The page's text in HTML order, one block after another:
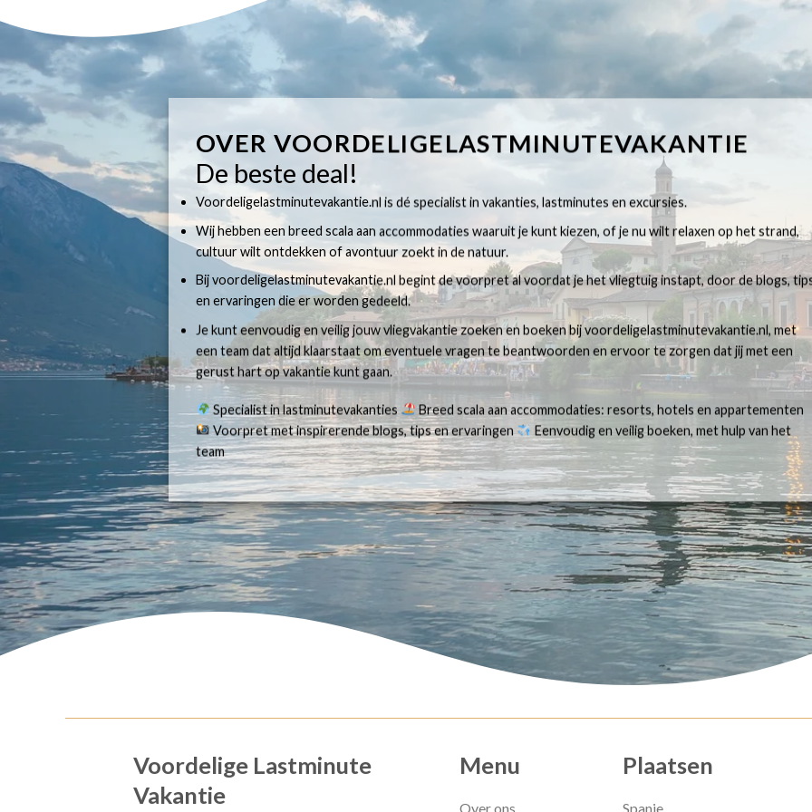
OVER VOORDELIGELASTMINUTEVAKANTIE
De beste deal!
Voordeligelastminutevakantie.nl is dé specialist in vakanties, lastminutes en excursies.
Wij hebben een breed scala aan accommodaties waaruit je kunt kiezen, of je nu wilt relaxen op het strand,
cultuur wilt ontdekken of avontuur zoekt in de natuur.
Bij voordeligelastminutevakantie.nl begint de voorpret al voordat je het vliegtuig instapt, door de blogs,
en ervaringen die er worden gedeeld.
Je kunt eenvoudig en veilig jouw vliegvakantie zoeken en boeken bij voordeligelastminutevakantie.nl, met
een team dat altijd klaarstaat om eventuele vragen te beantwoorden en ervoor te zorgen dat jij met een
gerust hart op vakantie kunt gaan.
Specialist in lastminutevakanties
Breed scala aan accommodaties: resorts, hotels en appartementen
Voorpret met inspirerende blogs, tips en ervaringen
Eenvoudig en veilig boeken, met hulp van het
team
Voordelige Lastminute
Vakantie
Menu
Over ons
Plaatsen
Spanje